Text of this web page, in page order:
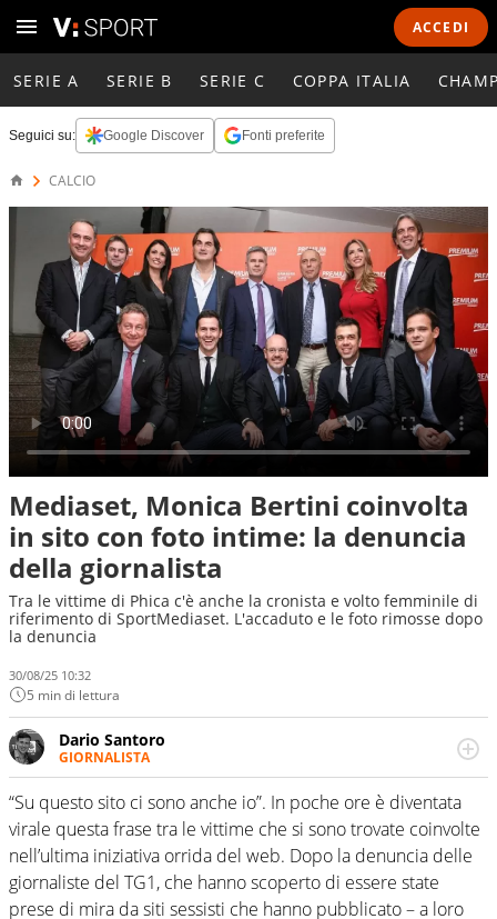
ACCEDI
SERIE A SERIE B SERIE C COPPA ITALIA
Seguici su: Google Discover Fonti preferite
CALCIO
Mediaset, Monica Bertini coinvolta
in sito con foto intime: la denuncia
della giornalista
Tra le vittime di Phica c'è anche la cronista e volto femminile di
riferimento di SportMediaset. L'accaduto e le foto rimosse dopo
la denuncia
30/08/25 10:32
5 min di lettura
Dario Santoro
GIORNALISTA
Scrive, commenta, racconta lo sport in tutte le
sfaccettature. Tocca l'apice quando ha modo di
concentrarsi sulle interviste ai grandi protagonisti
“Su questo sito ci sono anche io”. In poche ore è diventata
virale questa frase tra le vittime che si sono trovate coinvolte
nell’ultima iniziativa orrida del web. Dopo la denuncia delle
giornaliste del TG1, che hanno scoperto di essere state
prese di mira da siti sessisti che hanno pubblicato – a loro